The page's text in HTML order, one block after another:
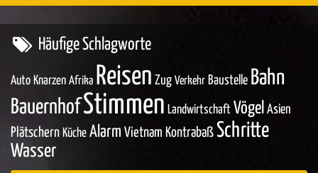
Häufige Schlagworte
Auto Knarzen Afrika Reisen Zug Verkehr Baustelle Bahn
BauernhofStimmen Landwirtschaft Vögel Asien
Plätschern Küche Alarm Vietnam Kontrabaß Schritte
Wasser